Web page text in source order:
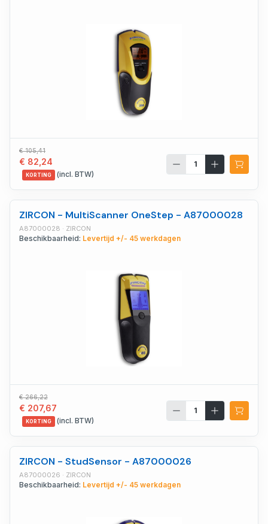
€ 105,41
€ 82,24
KORTING (incl. BTW)
ZIRCON - MultiScanner OneStep - A87000028
A87000028 · ZIRCON
Beschikbaarheid: Levertijd +/- 45 werkdagen
€ 266,22
€ 207,67
KORTING (incl. BTW)
ZIRCON - StudSensor - A87000026
A87000026 · ZIRCON
Beschikbaarheid: Levertijd +/- 45 werkdagen